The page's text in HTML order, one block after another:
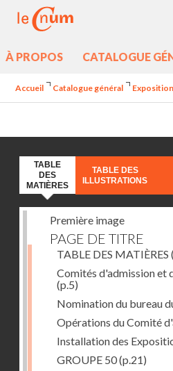
À PROPOS CATALOGUE
Accueil Catalogue général
TABLE
DES
MATIÈRES
TABLE DES
ILLUSTRATIONS
Première image
PAGE DE TITRE
TABLE DES MATIÈRES
Comités d'admission et
(p.5)
Nomination du bureau
Opérations du Comité
Installation des
GROUPE 50(p.21)